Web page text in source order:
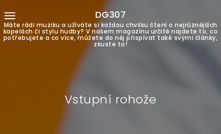
DG307
Máte rádi muziku a užíváte si každou chvilku čtení o nejrůznějších
kapelách či stylu hudby? V našem magazínu určitě najdete to, co
potřebujete a co více, můžete do něj přispívat také svými články,
zkuste to!
Vstupní rohože